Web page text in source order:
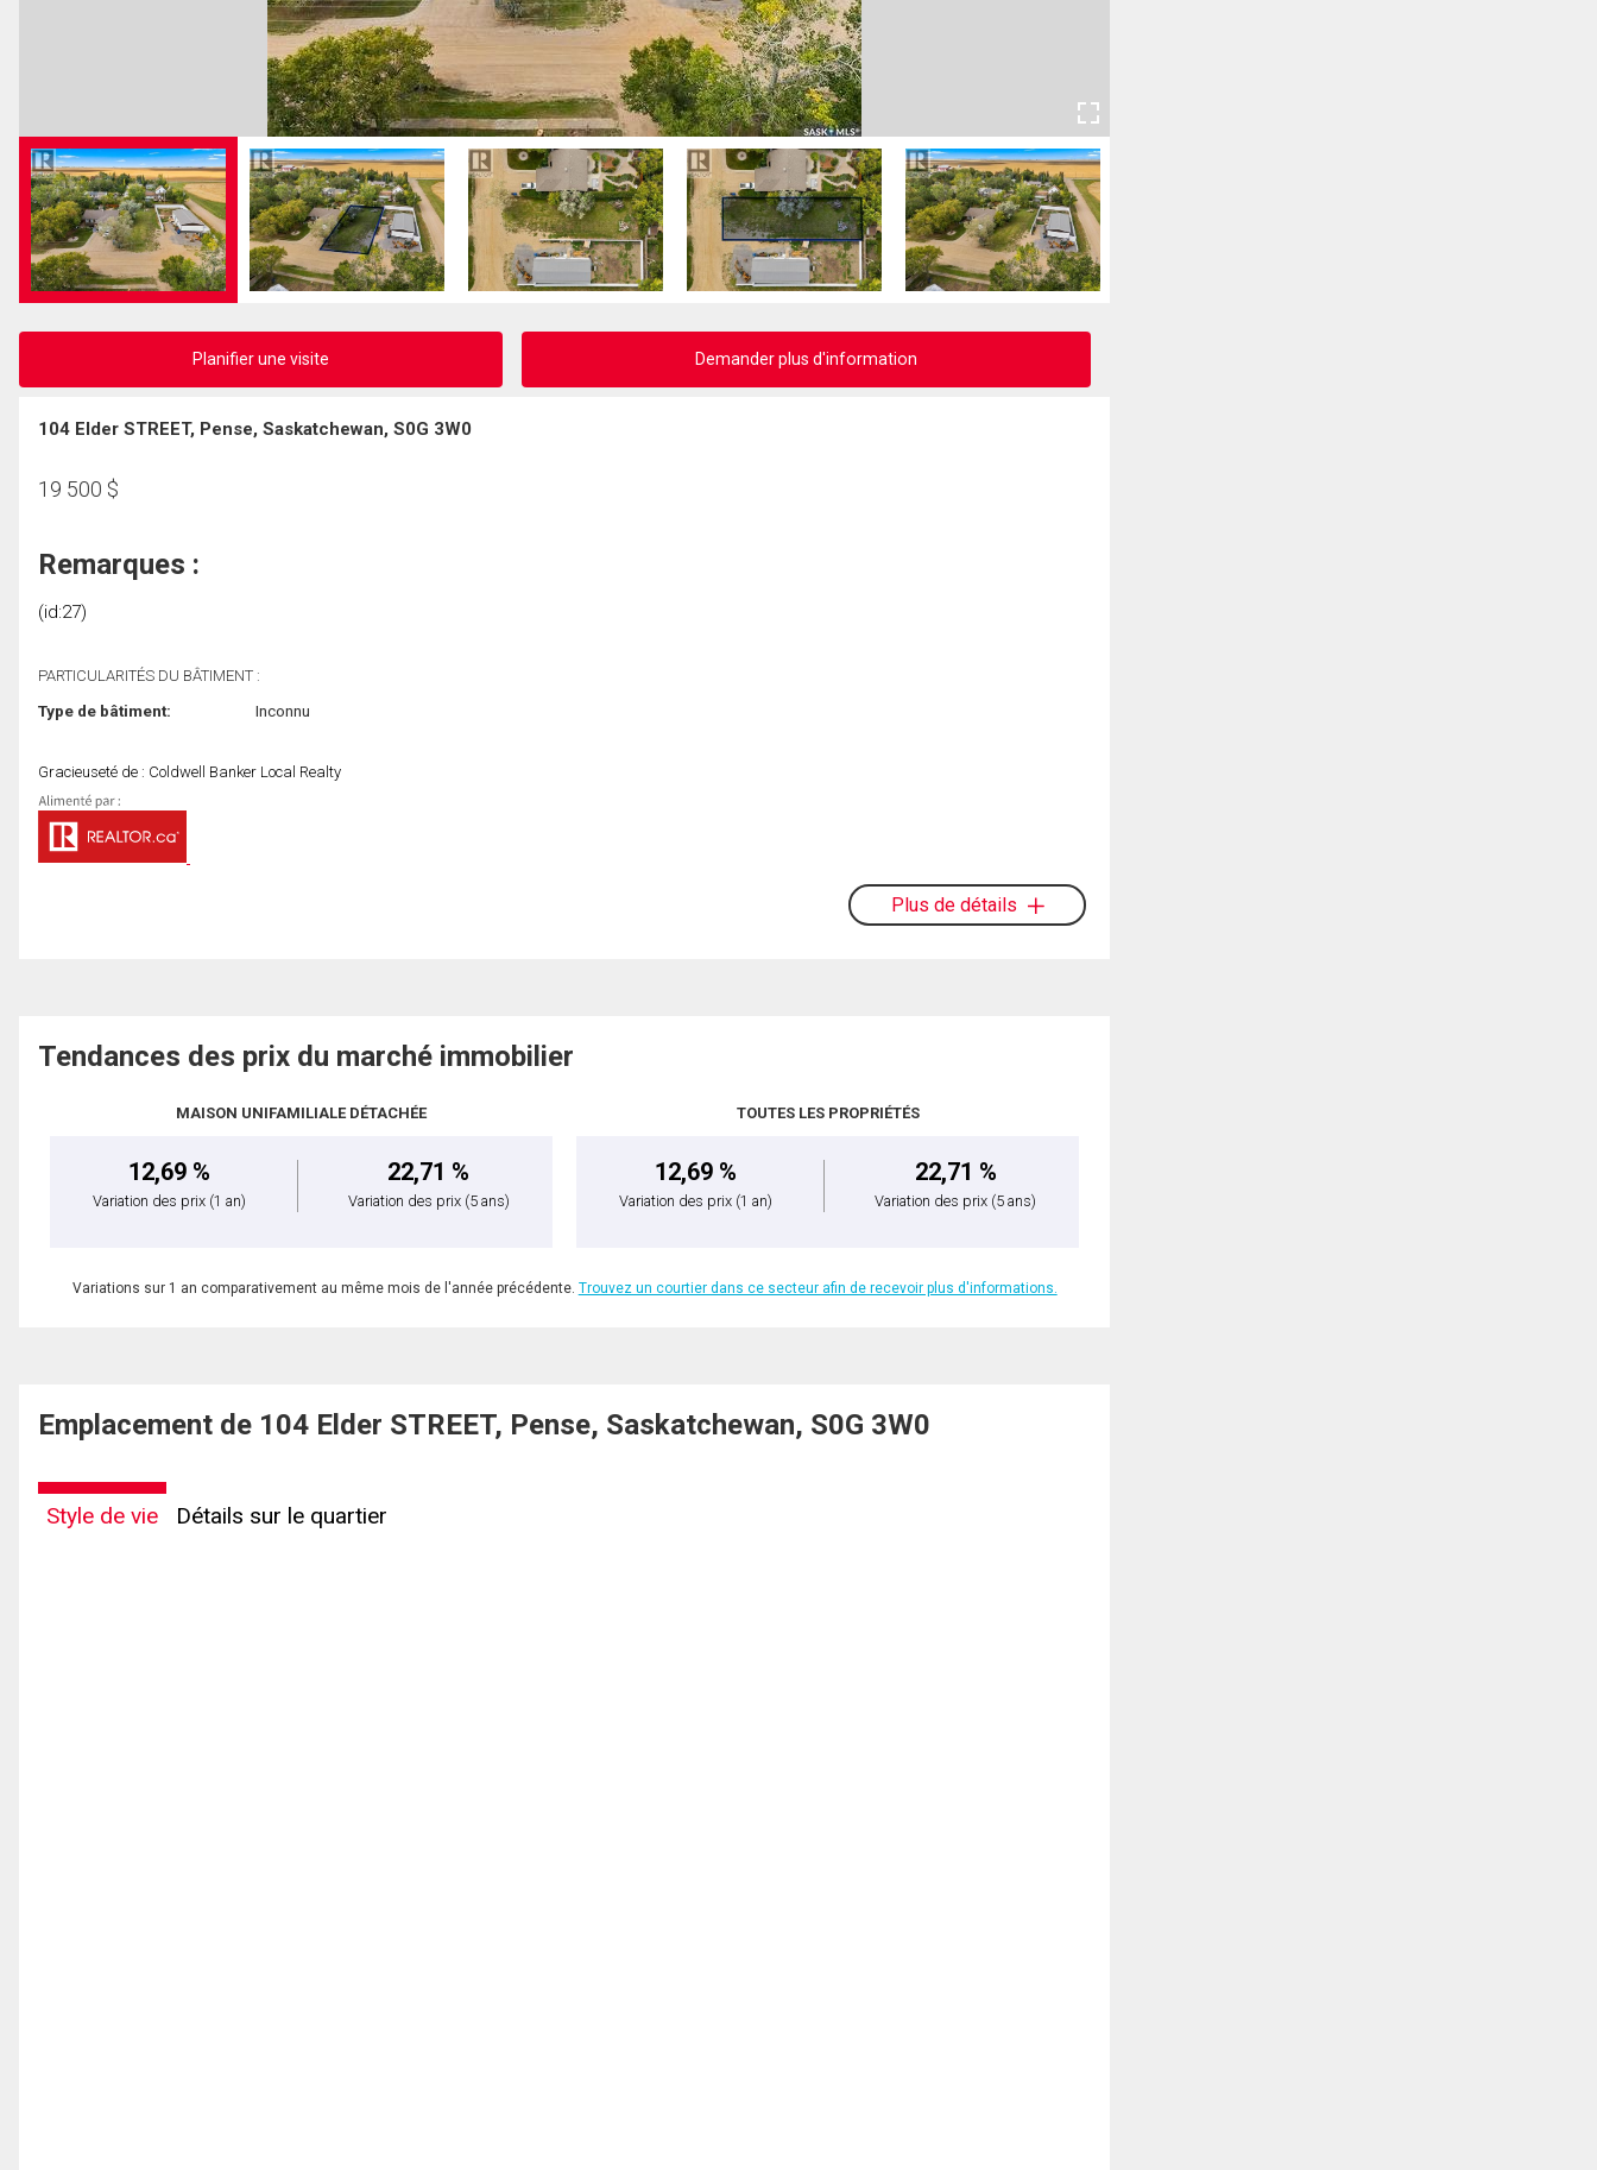
Planifier une visite Demander plus d'information
104 Elder STREET, Pense, Saskatchewan, S0G 3W0
19 500 $
Remarques :
(id:27)
PARTICULARITÉS DU BÂTIMENT :
Type de bâtiment: Inconnu
Gracieuseté de : Coldwell Banker Local Realty
Plus de détails
Tendances des prix du marché immobilier
MAISON UNIFAMILIALE DÉTACHÉE
12,69 %
Variation des prix (1 an)
22,71 %
Variation des prix (5 ans)
TOUTES LES PROPRIÉTÉS
12,69 %
Variation des prix (1 an)
22,71 %
Variation des prix (5 ans)
Variations sur 1 an comparativement au même mois de l'année précédente. Trouvez un courtier dans ce secteur afin de recevoir plus d'informations.
Emplacement de 104 Elder STREET, Pense, Saskatchewan, S0G 3W0
Style de vie Détails sur le quartier